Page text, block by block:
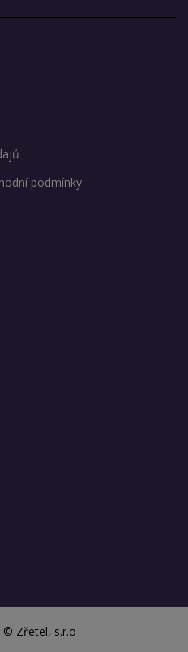
podmínky
© Zřetel, s.r.o